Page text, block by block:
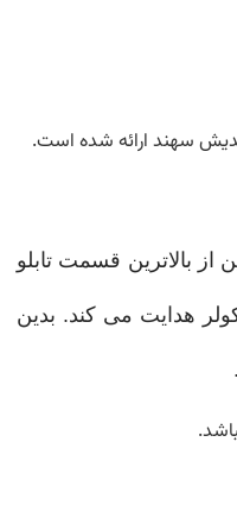
سهند ارائه شده است.
از بالاترین قسمت تابلو
هدایت می کند. بدین